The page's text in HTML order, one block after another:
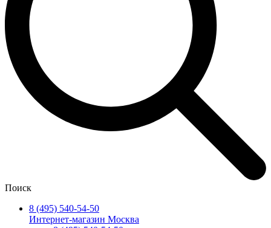
Поиск
8 (495) 540-54-50
Интернет-магазин Москва